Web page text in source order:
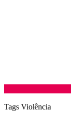
Tags Violência